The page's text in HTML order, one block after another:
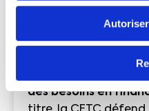
La transition
réindustrialisation de
transformations
notamment par
des besoins en